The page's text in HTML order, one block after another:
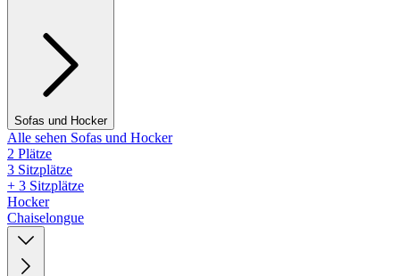
Sofas und Hocker
Alle sehen Sofas und Hocker
2 Plätze
3 Sitzplätze
+ 3 Sitzplätze
Hocker
Chaiselongue